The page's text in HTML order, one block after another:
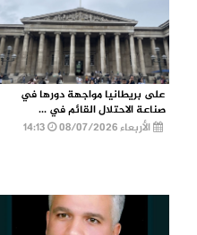
على بريطانيا مواجهة دورها في
صناعة الاحتلال القائم في ...
الأربعاء 08/07/2026